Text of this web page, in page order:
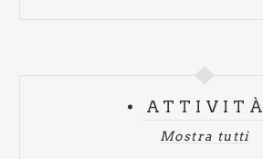
ATTIVITÀ
Mostra tutti